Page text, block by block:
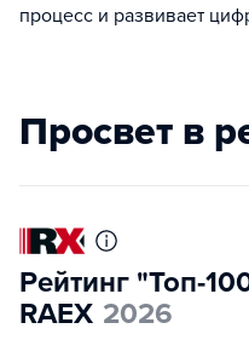
процесс и развивает
Просвет в
Рейтинг "Топ-
RAEX 2026